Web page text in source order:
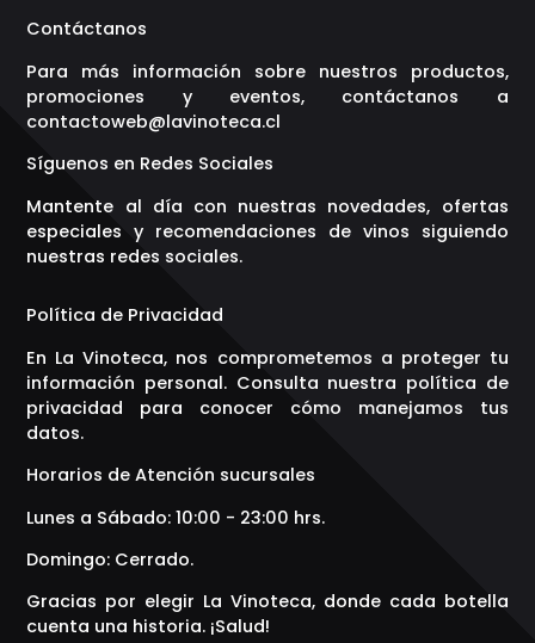
Contáctanos
Para más información sobre nuestros productos,
promociones y eventos, contáctanos a
contactoweb@lavinoteca.cl
Síguenos en Redes Sociales
Mantente al día con nuestras novedades, ofertas
especiales y recomendaciones de vinos siguiendo
nuestras redes sociales.
Política de Privacidad
En La Vinoteca, nos comprometemos a proteger tu
información personal. Consulta nuestra política de
privacidad para conocer cómo manejamos tus
datos.
Horarios de Atención sucursales
Lunes a Sábado: 10:00 - 23:00 hrs.
Domingo: Cerrado.
Gracias por elegir La Vinoteca, donde cada botella
cuenta una historia. ¡Salud!